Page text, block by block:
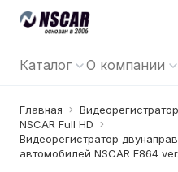
Каталог О компании
Главная
NSCAR Full HD
Видеорегистратор
автомобилей NSCAR F864